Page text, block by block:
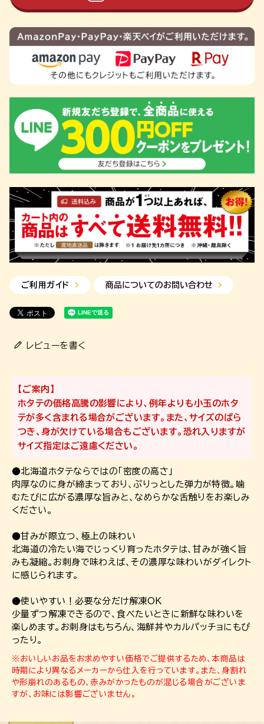
ご利用ガイド 商品についてのお問い合わせ
レビューを書く
【ご案内】
ホタテの価格高騰の影響により、例年よりも小玉のホタ
テが多く含まれる場合がございます。また、サイズのばら
つき、身が欠けている場合もございます。恐れ入りますが
サイズ指定はご遠慮ください。
●北海道ホタテならではの「密度の高さ」
肉厚なのに身が締まっており、ぷりっとした弾力が特徴。噛
むたびに広がる濃厚な旨みと、なめらかな舌触りをお楽しみ
ください。
●甘みが際立つ、極上の味わい
北海道の冷たい海でじっくり育ったホタテは、甘みが強く旨
みも凝縮。お刺身で味わえば、その濃厚な味わいがダイレクト
に感じられます。
●使いやすい！必要な分だけ解凍OK
少量ずつ解凍できるので、食べたいときに新鮮な味わいを
楽しめます。お刺身はもちろん、海鮮丼やカルパッチョにもぴ
ったり。
※おいしいお品をお求めやすい価格でご提供するため、本商品は
時期により異なるメーカーから仕入を行っています。また、身割れ
や形崩れのあるもの、赤みがかったものが混じる場合がございま
すが、お味には影響ございません。